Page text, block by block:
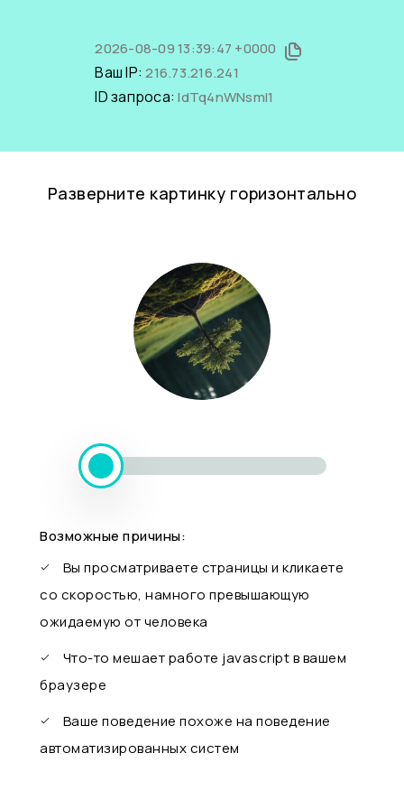
2026-08-09 13:39:47 +0000
Ваш IP:216.73.216.241
ID запроса:ldTq4nWNsmI1
Разверните картинку горизонтально
Возможные причины:
Вы просматриваете страницы и кликаете
со скоростью, намного превышающую
ожидаемую от человека
Что-то мешает работе javascript в вашем
браузере
Ваше поведение похоже на поведение
автоматизированных систем